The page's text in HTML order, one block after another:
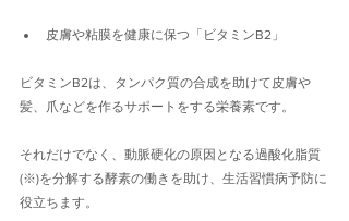
皮膚や粘膜を健康に保つ「ビタミンB2」
ビタミンB2は、タンパク質の合成を助けて皮膚や
髪、爪などを作るサポートをする栄養素です。
それだけでなく、動脈硬化の原因となる過酸化脂質
(※)を分解する酵素の働きを助け、生活習慣病予防に
役立ちます。